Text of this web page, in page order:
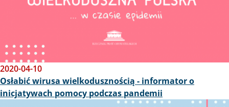
2020-04-10
Osłabić wirusa wielkodusznością - informator o
inicjatywach pomocy podczas pandemii